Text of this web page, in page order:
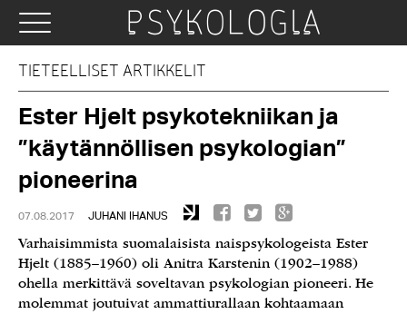
TIETEELLISET ARTIKKELIT
Ester Hjelt psykotekniikan ja
”käytännöllisen psykologian”
pioneerina
07.08.2017 JUHANI IHANUS
Varhaisimmista suomalaisista naispsykologeista Ester
Hjelt (1885–1960) oli Anitra Karstenin (1902–1988)
ohella merkittävä soveltavan psykologian pioneeri. He
molemmat joutuivat ammattiurallaan kohtaamaan